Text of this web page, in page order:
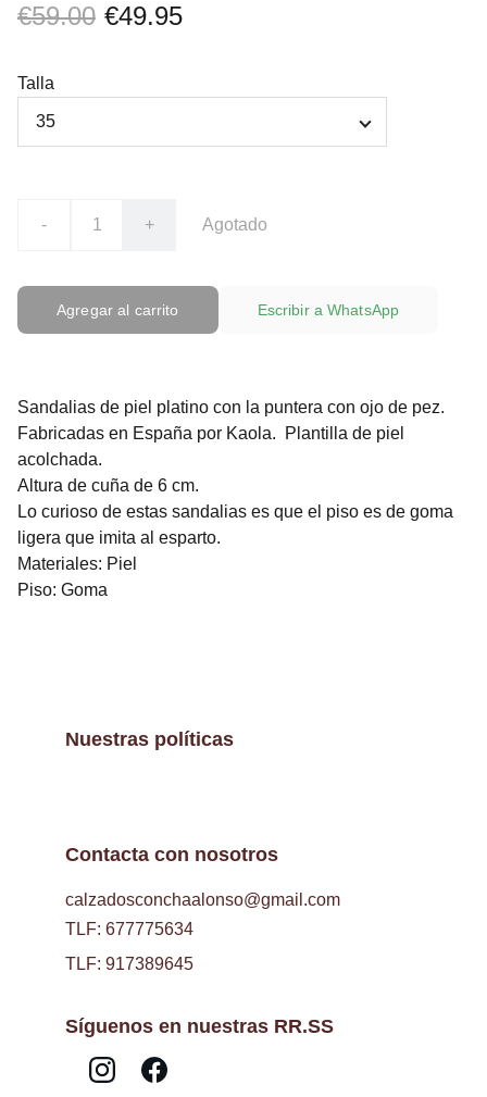
€59.00 €49.95
Talla
- + Agotado
Agregar al carrito Escribir a WhatsApp
Sandalias de piel platino con la puntera con ojo de pez.
Fabricadas en España por Kaola. Plantilla de piel
acolchada.
Altura de cuña de 6 cm.
Lo curioso de estas sandalias es que el piso es de goma
ligera que imita al esparto.
Materiales: Piel
Piso: Goma
Contacta con nosotros
calzadosconchaalonso@gmail.com
Síguenos en nuestras RR.SS
Nuestras políticas
TLF: 677775634
TLF: 917389645